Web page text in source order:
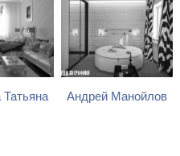
Татьяна Андрей Манойлов